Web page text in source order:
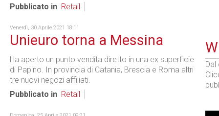
Pubblicato in Retail
Venerdì, 30 Aprile 2021 18:11
Unieuro torna a Messina
Ha aperto un punto vendita diretto in una ex superficie
di Papino. In provincia di Catania, Brescia e Roma altri
tre nuovi negozi affiliati.
Pubblicato in Retail